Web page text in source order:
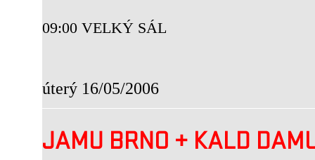
09:00 VELKÝ SÁL
úterý 16/05/2006
JAMU BRNO + KALD